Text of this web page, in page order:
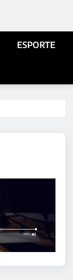
ESPORTE